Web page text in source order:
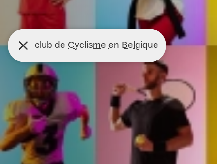
club de Cyclisme en Belgique